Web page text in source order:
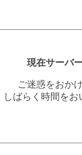
現在サーバ
ご迷惑をおか
しばらく時間を